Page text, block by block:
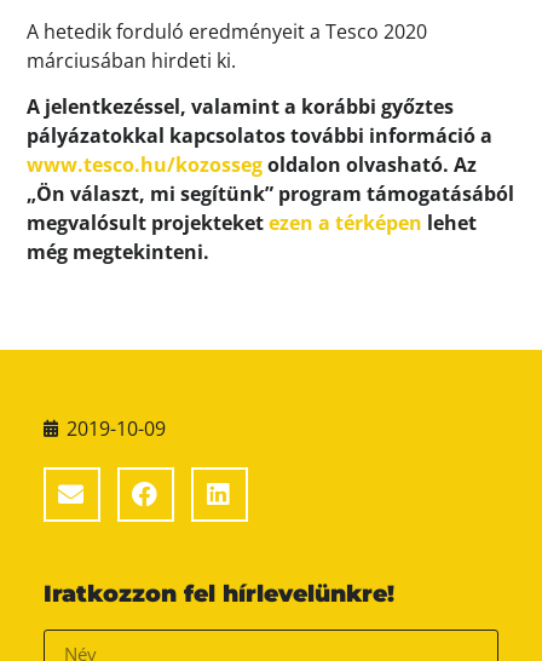
A hetedik forduló eredményeit a Tesco 2020
márciusában hirdeti ki.
A jelentkezéssel, valamint a korábbi győztes
pályázatokkal kapcsolatos további információ a
www.tesco.hu/kozossegoldalon olvasható. Az
„Ön választ, mi segítünk” program támogatásából
megvalósult projekteketezen a térképen lehet
még megtekinteni.
2019-10-09
Iratkozzon fel hírlevelünkre!